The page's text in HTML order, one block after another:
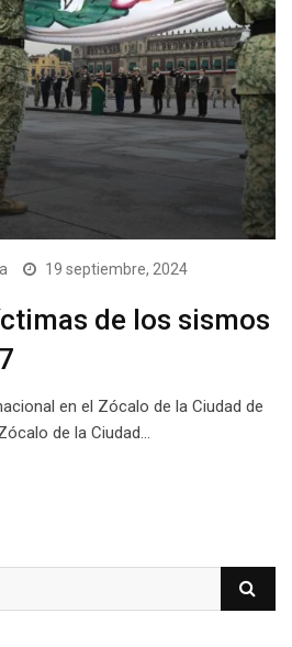
19 septiembre, 2024
de los sismos
en el Zócalo de la Ciudad de
de la Ciudad…